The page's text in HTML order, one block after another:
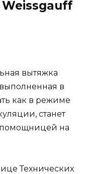
вытяжка
в
как в режиме
станет
на
Технических